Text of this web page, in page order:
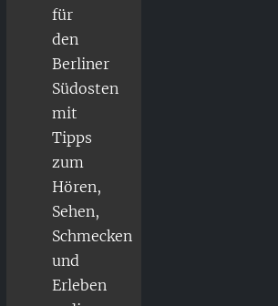
für
den
Berliner
Südosten
mit
Tipps
zum
Hören,
Sehen,
Schmecken
und
Erleben